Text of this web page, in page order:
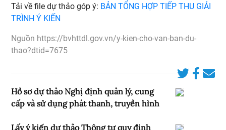
Tải về file dự thảo góp ý: BẢN TỔNG HỢP TIẾP THU GIẢI
TRÌNH Ý KIẾN
Nguồn https://bvhttdl.gov.vn/y-kien-cho-van-ban-du-
thao?dtid=7675
Hồ sơ dự thảo Nghị định quản lý, cung
cấp và sử dụng phát thanh, truyền hình
Lấy ý kiến dự thảo Thông tư quy định